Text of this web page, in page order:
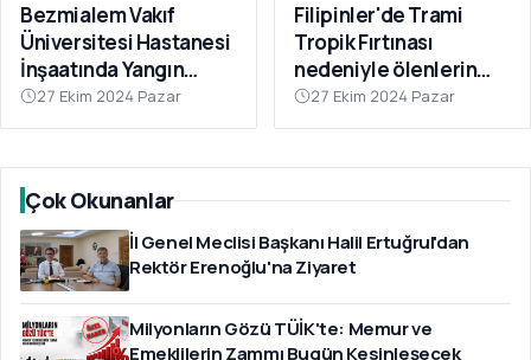
Bezmialem Vakıf
Üniversitesi Hastanesi
İnşaatında Yangın
Paniğe Neden Oldu
27 Ekim 2024 Pazar
Filipinler'de Trami
Tropik Fırtınası
nedeniyle ölenlerin
sayısı 126'ya yükseldi
27 Ekim 2024 Pazar
Çok Okunanlar
İl Genel Meclisi Başkanı Halil Ertuğrul'dan
Rektör Erenoğlu'na Ziyaret
Milyonların Gözü TÜİK'te: Memur ve
Emeklilerin Zammı Bugün Kesinleşecek